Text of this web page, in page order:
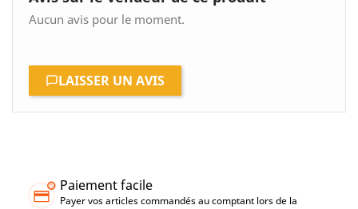
Aucun avis pour le moment.
LAISSER UN AVIS
Paiement facile
Payer vos articles commandés au comptant lors de la